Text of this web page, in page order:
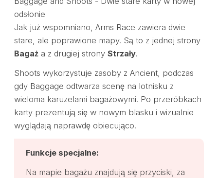
odsłonie
Jak już wspomniano, Arms Race zawiera dwie
stare, ale poprawione mapy. Są to z jednej strony
Bagaża z drugiej strony Strzały.
Shoots wykorzystuje zasoby z Ancient, podczas
gdy Baggage odtwarza scenę na lotnisku z
wieloma karuzelami bagażowymi. Po przeróbkach
karty prezentują się w nowym blasku i wizualnie
wyglądają naprawdę obiecująco.
Funkcje specjalne:
Na mapie bagażu znajdują się przyciski, za